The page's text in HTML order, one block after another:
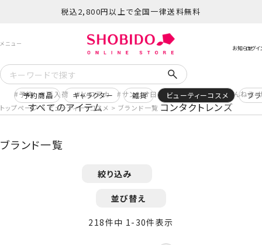
税込2,800円以上で全国一律送料無料
予約 再入荷 ヒロアカ サンリオ日焼け コスメヲタちゃんねる
すべてのアイテム コンタクトレンズ
予約商品 キャラクター 雑貨 ビューティーコスメ ブ
トップページ ビューティー・コスメ ブランド一覧
ブランド一覧
絞り込み
並び替え
218件中 1- 30件表示